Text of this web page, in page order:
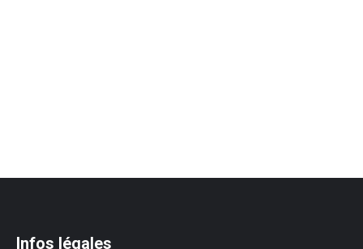
Infos légales